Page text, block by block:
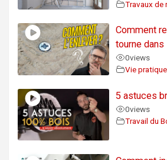
Travaux de
Comment
tourne
0views
Vie pratique
5 astuces
0views
Travail du